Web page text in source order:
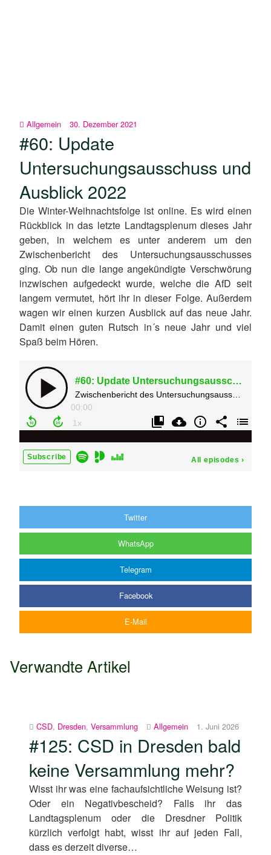
Allgemein 30. Dezember 2021
#60: Update
Untersuchungsausschuss und
Ausblick 2022
Die Winter-Weihnachtsfolge ist online. Es wird einen
Rückblick in das letzte Landtagsplenum dieses Jahr
geben, in welchem es unter anderem um den
Zwischenbericht des Untersuchungsausschusses
ging. Ob nun die lange angekündigte Verschwörung
inzwischen aufgedeckt wurde, welche die AfD seit
langem vermutet, hört ihr in dieser Folge. Außerdem
wagen wir einen kurzen Ausblick auf das neue Jahr.
Damit einen guten Rutsch in´s neue Jahr und viel
Spaß beim Hören.
Twitter
WhatsApp
Telegram
Facebook
E-Mail
Verwandte Artikel
CSD, Dresden, Versammlung Allgemein 1. Juni 2026
#125: CSD in Dresden bald
keine Versammlung mehr?
Wisst ihr was eine fachaufsichtliche Weisung ist?
Oder ein Negativbescheid? Falls ihr das
Landtagsplenum oder die Dresdner Politik
kürzlich verfolgt habt, wisst ihr auf jeden Fall,
dass es derzeit diverse…